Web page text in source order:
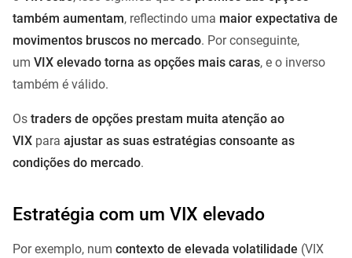
também aumentam, reflectindo uma maior expectativa de
movimentos bruscos no mercado. Por conseguinte,
um VIX elevado torna as opções mais caras, e o inverso
também é válido.
Os traders de opções prestam muita atenção ao
VIX para ajustar as suas estratégias consoante as
condições do mercado.
Estratégia com um VIX elevado
Por exemplo, num contexto de elevada volatilidade (VIX